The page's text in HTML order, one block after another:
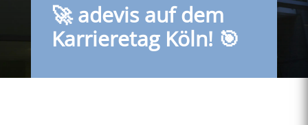
🚀 adevis auf dem
Karrieretag Köln! 🎯